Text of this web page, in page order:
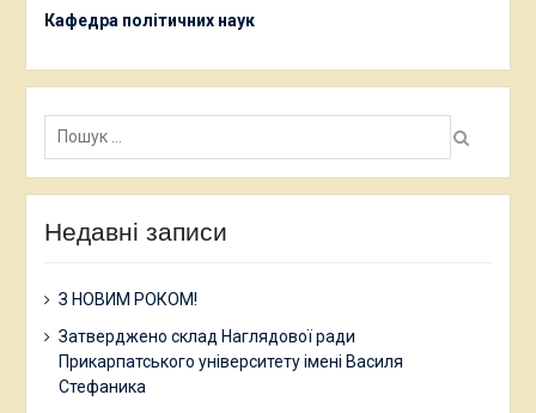
Кафедра політичних наук
Пошук:
Недавні записи
З НОВИМ РОКОМ!
Затверджено склад Наглядової ради
Прикарпатського університету імені Василя
Стефаника